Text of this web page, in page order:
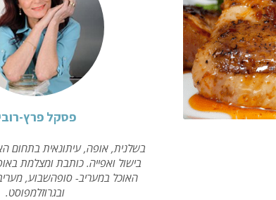
פסקל פרץ-
בשלנית, אופה, עיתונאית בתחום
בישול ואפייה. כותבת ומצלמת
האוכל במעריב- סופהשבוע,
ובגרוזלמפוסט.